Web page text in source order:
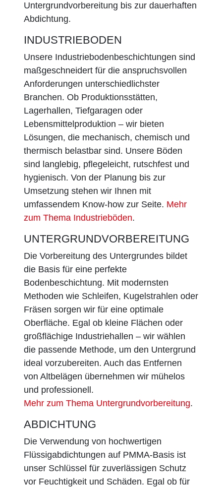
Untergrundvorbereitung bis zur dauerhaften
Abdichtung.
INDUSTRIEBODEN
Unsere Industriebodenbeschichtungen sind
maßgeschneidert für die anspruchsvollen
Anforderungen unterschiedlichster
Branchen. Ob Produktionsstätten,
Lagerhallen, Tiefgaragen oder
Lebensmittelproduktion – wir bieten
Lösungen, die mechanisch, chemisch und
thermisch belastbar sind. Unsere Böden
sind langlebig, pflegeleicht, rutschfest und
hygienisch. Von der Planung bis zur
Umsetzung stehen wir Ihnen mit
umfassendem Know-how zur Seite. Mehr
zum Thema Industrieböden.
UNTERGRUNDVORBEREITUNG
Die Vorbereitung des Untergrundes bildet
die Basis für eine perfekte
Bodenbeschichtung. Mit modernsten
Methoden wie Schleifen, Kugelstrahlen oder
Fräsen sorgen wir für eine optimale
Oberfläche. Egal ob kleine Flächen oder
großflächige Industriehallen – wir wählen
die passende Methode, um den Untergrund
ideal vorzubereiten. Auch das Entfernen
von Altbelägen übernehmen wir mühelos
und professionell.
Mehr zum Thema Untergrundvorbereitung.
ABDICHTUNG
Die Verwendung von hochwertigen
Flüssigabdichtungen auf PMMA-Basis ist
unser Schlüssel für zuverlässigen Schutz
vor Feuchtigkeit und Schäden. Egal ob für